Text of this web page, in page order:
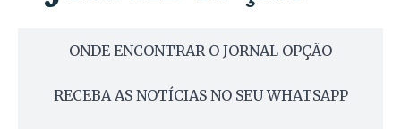
ONDE ENCONTRAR O JORNAL OPÇÃO
RECEBA AS NOTÍCIAS NO SEU WHATSAPP